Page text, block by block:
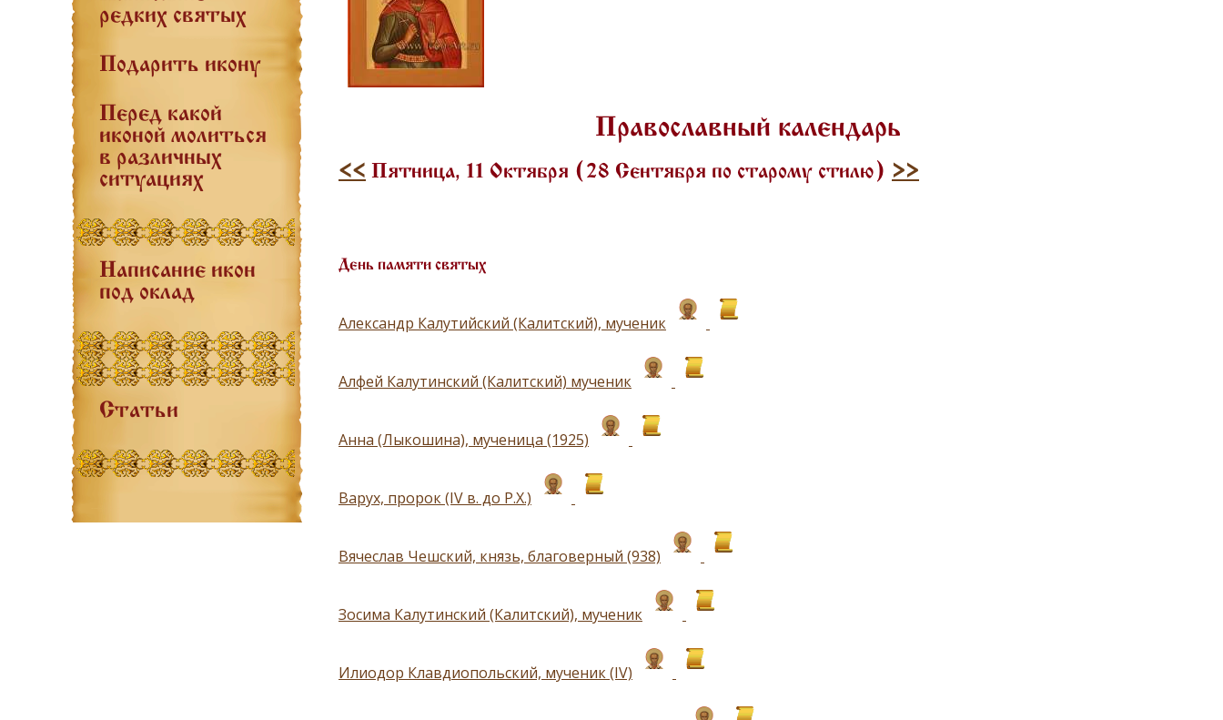
редких святых
Подарить икону
Перед какой
иконой молиться
в различных
ситуациях
Написание икон
под оклад
Статьи
Православный календарь
<< Пятница, 11 Октября (28 Сентября по старому стилю) >>
День памяти святых
Александр Калутийский (Калитский), мученик
Алфей Калутинский (Калитский) мученик
Анна (Лыкошина), мученица (1925)
Варух, пророк (IV в. до Р.Х.)
Вячеслав Чешский, князь, благоверный (938)
Зосима Калутинский (Калитский), мученик
Илиодор Клавдиопольский, мученик (IV)